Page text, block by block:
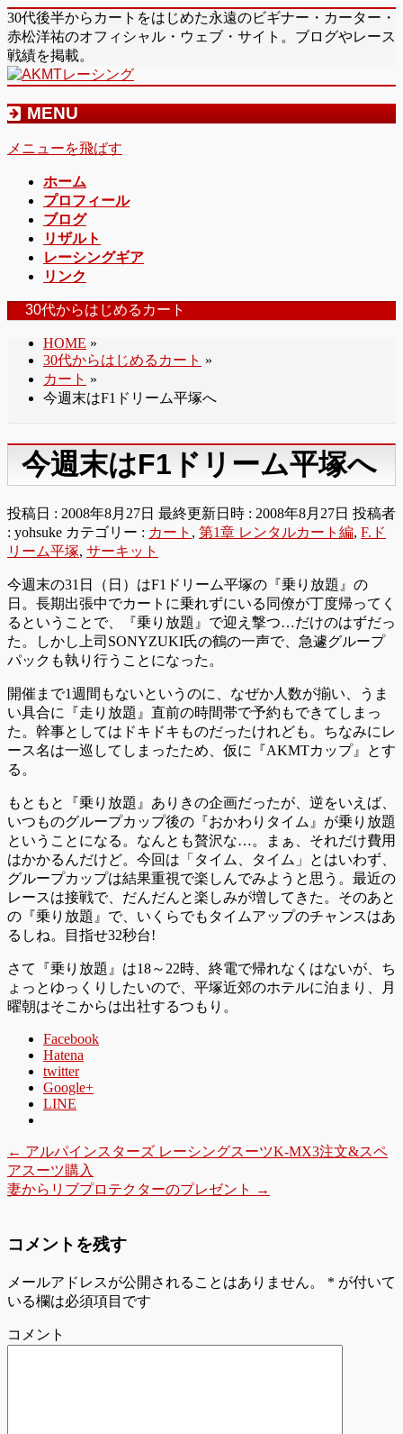
30代後半からカートをはじめた永遠のビギナー・カーター・
赤松洋祐のオフィシャル・ウェブ・サイト。ブログやレース
戦績を掲載。
MENU
メニューを飛ばす
ホーム
プロフィール
ブログ
リザルト
レーシングギア
リンク
30代からはじめるカート
HOME »
30代からはじめるカート »
カート »
今週末はF1ドリーム平塚へ
今週末はF1ドリーム平塚へ
投稿日 : 2008年8月27日 最終更新日時 : 2008年8月27日 投稿者
: yohsuke カテゴリー : カート , 第1章 レンタルカート編, F.ド
リーム平塚, サーキット
今週末の31日（日）はF1ドリーム平塚の『乗り放題』の
日。長期出張中でカートに乗れずにいる同僚が丁度帰ってく
るということで、『乗り放題』で迎え撃つ…だけのはずだっ
た。しかし上司SONYZUKI氏の鶴の一声で、急遽グループ
パックも執り行うことになった。
開催まで1週間もないというのに、なぜか人数が揃い、うま
い具合に『走り放題』直前の時間帯で予約もできてしまっ
た。幹事としてはドキドキものだったけれども。ちなみにレ
ース名は一巡してしまったため、仮に『AKMTカップ』とす
る。
もともと『乗り放題』ありきの企画だったが、逆をいえば、
いつものグループカップ後の『おかわりタイム』が乗り放題
ということになる。なんとも贅沢な…。まぁ、それだけ費用
はかかるんだけど。今回は「タイム、タイム」とはいわず、
グループカップは結果重視で楽しんでみようと思う。最近の
レースは接戦で、だんだんと楽しみが増してきた。そのあと
の『乗り放題』で、いくらでもタイムアップのチャンスはあ
るしね。目指せ32秒台!
さて『乗り放題』は18～22時、終電で帰れなくはないが、ち
ょっとゆっくりしたいので、平塚近郊のホテルに泊まり、月
曜朝はそこからは出社するつもり。
Facebook
Hatena
twitter
Google+
LINE
← アルパインスターズ レーシングスーツK-MX3注文&スペ
アスーツ購入
妻からリブプロテクターのプレゼント
→
コメントを残す
メールアドレスが公開されることはありません。 * が付いて
いる欄は必須項目です
コメント